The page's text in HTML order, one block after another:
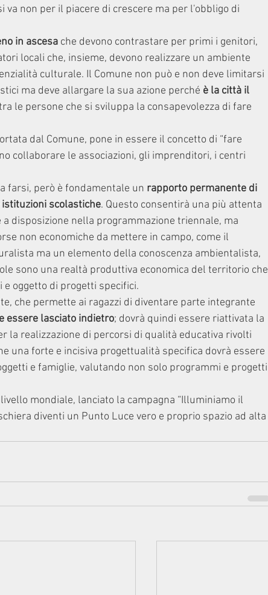
va non per il piacere di crescere ma per l'obbligo di
in ascesa che devono contrastare per primi i genitori,
locali che, insieme, devono realizzare un ambiente
culturale. Il Comune non può e non deve limitarsi
ma deve allargare la sua azione perché è la città il
le persone che si sviluppa la consapevolezza di fare
dal Comune, pone in essere il concetto di “fare
collaborare le associazioni, gli imprenditori, i centri
farsi, però è fondamentale un rapporto permanente di
istituzioni scolastiche. Questo consentirà una più attenta
disposizione nella programmazione triennale, ma
non economiche da mettere in campo, come il
ma un elemento della conoscenza ambientalista,
sono una realtà produttiva economica del territorio che
oggetto di progetti specifici.
che permette ai ragazzi di diventare parte integrante
essere lasciato indietro; dovrà quindi essere riattivata la
la realizzazione di percorsi di qualità educativa rivolti
una forte e incisiva progettualità specifica dovrà essere
e famiglie, valutando non solo programmi e progetti
mondiale, lanciato la campagna “Illuminiamo il
diventi un Punto Luce vero e proprio spazio ad alta